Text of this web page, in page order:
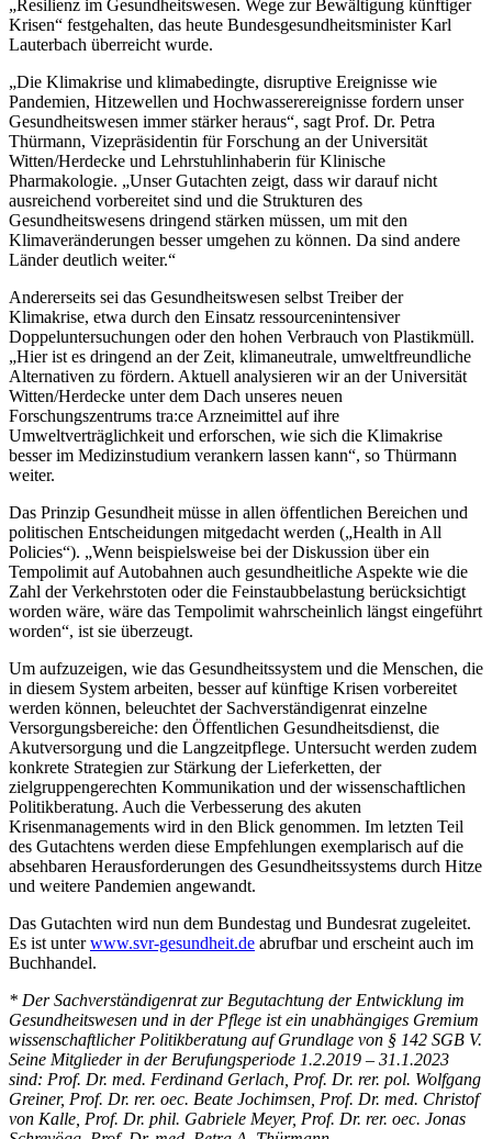
„Resilienz im Gesundheitswesen. Wege zur Bewältigung künftiger
Krisen“ festgehalten, das heute Bundesgesundheitsminister Karl
Lauterbach überreicht wurde.
„Die Klimakrise und klimabedingte, disruptive Ereignisse wie
Pandemien, Hitzewellen und Hochwasserereignisse fordern unser
Gesundheitswesen immer stärker heraus“, sagt Prof. Dr. Petra
Thürmann, Vizepräsidentin für Forschung an der Universität
Witten/Herdecke und Lehrstuhlinhaberin für Klinische
Pharmakologie. „Unser Gutachten zeigt, dass wir darauf nicht
ausreichend vorbereitet sind und die Strukturen des
Gesundheitswesens dringend stärken müssen, um mit den
Klimaveränderungen besser umgehen zu können. Da sind andere
Länder deutlich weiter.“
Andererseits sei das Gesundheitswesen selbst Treiber der
Klimakrise, etwa durch den Einsatz ressourcenintensiver
Doppeluntersuchungen oder den hohen Verbrauch von Plastikmüll.
„Hier ist es dringend an der Zeit, klimaneutrale, umweltfreundliche
Alternativen zu fördern. Aktuell analysieren wir an der Universität
Witten/Herdecke unter dem Dach unseres neuen
Forschungszentrums tra:ce Arzneimittel auf ihre
Umweltverträglichkeit und erforschen, wie sich die Klimakrise
besser im Medizinstudium verankern lassen kann“, so Thürmann
weiter.
Das Prinzip Gesundheit müsse in allen öffentlichen Bereichen und
politischen Entscheidungen mitgedacht werden („Health in All
Policies“). „Wenn beispielsweise bei der Diskussion über ein
Tempolimit auf Autobahnen auch gesundheitliche Aspekte wie die
Zahl der Verkehrstoten oder die Feinstaubbelastung berücksichtigt
worden wäre, wäre das Tempolimit wahrscheinlich längst eingeführt
worden“, ist sie überzeugt.
Um aufzuzeigen, wie das Gesundheitssystem und die Menschen, die
in diesem System arbeiten, besser auf künftige Krisen vorbereitet
werden können, beleuchtet der Sachverständigenrat einzelne
Versorgungsbereiche: den Öffentlichen Gesundheitsdienst, die
Akutversorgung und die Langzeitpflege. Untersucht werden zudem
konkrete Strategien zur Stärkung der Lieferketten, der
zielgruppengerechten Kommunikation und der wissenschaftlichen
Politikberatung. Auch die Verbesserung des akuten
Krisenmanagements wird in den Blick genommen. Im letzten Teil
des Gutachtens werden diese Empfehlungen exemplarisch auf die
absehbaren Herausforderungen des Gesundheitssystems durch Hitze
und weitere Pandemien angewandt.
Das Gutachten wird nun dem Bundestag und Bundesrat zugeleitet.
Es ist unterwww.svr-gesundheit.de abrufbar und erscheint auch im
Buchhandel.
* Der Sachverständigenrat zur Begutachtung der Entwicklung im
Gesundheitswesen und in der Pflege ist ein unabhängiges Gremium
wissenschaftlicher Politikberatung auf Grundlage von § 142 SGB V.
Seine Mitglieder in der Berufungsperiode 1.2.2019 – 31.1.2023
sind: Prof. Dr. med. Ferdinand Gerlach, Prof. Dr. rer. pol. Wolfgang
Greiner, Prof. Dr. rer. oec. Beate Jochimsen, Prof. Dr. med. Christof
von Kalle, Prof. Dr. phil. Gabriele Meyer, Prof. Dr. rer. oec. Jonas